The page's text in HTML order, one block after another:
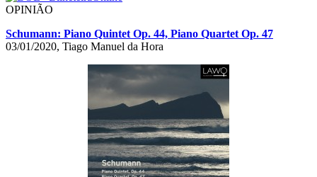
OPINIÃO
Schumann: Piano Quintet Op. 44, Piano Quartet Op. 47
03/01/2020, Tiago Manuel da Hora